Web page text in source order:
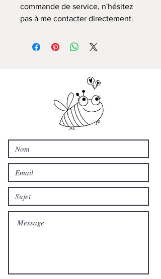
commande de service, n'hésitez
pas à me contacter directement.